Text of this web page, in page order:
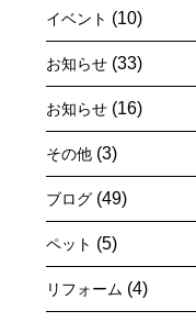
イベント (10)
お知らせ(33)
お知らせ(16)
その他(3)
ブログ(49)
ペット (5)
リフォーム (4)